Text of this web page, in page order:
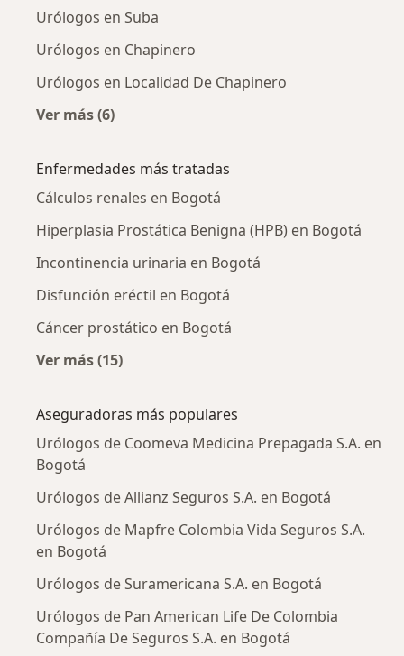
Urólogos en Suba
Urólogos en Chapinero
Urólogos en Localidad De Chapinero
Ver más (6)
Enfermedades más tratadas
Cálculos renales en Bogotá
Hiperplasia Prostática Benigna (HPB) en Bogotá
Incontinencia urinaria en Bogotá
Disfunción eréctil en Bogotá
Cáncer prostático en Bogotá
Ver más (15)
Aseguradoras más populares
Urólogos de Coomeva Medicina Prepagada S.A. en
Bogotá
Urólogos de Allianz Seguros S.A. en Bogotá
Urólogos de Mapfre Colombia Vida Seguros S.A.
en Bogotá
Urólogos de Suramericana S.A. en Bogotá
Urólogos de Pan American Life De Colombia
Compañía De Seguros S.A. en Bogotá